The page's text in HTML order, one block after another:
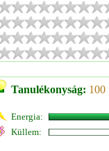
Tanulékonyság: 100
Energia:
Küllem: